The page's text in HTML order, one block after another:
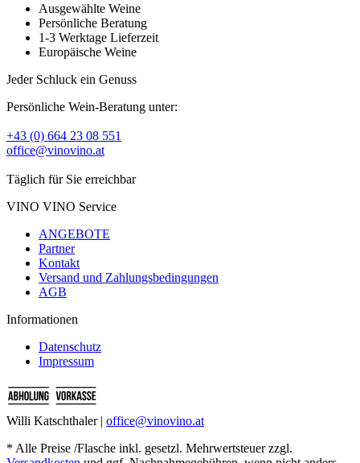
Ausgewählte Weine
Persönliche Beratung
1-3 Werktage Lieferzeit
Europäische Weine
Jeder Schluck ein Genuss
Persönliche Wein-Beratung unter:
+43 (0) 664 23 08 551
office@vinovino.at
Täglich für Sie erreichbar
VINO VINO Service
ANGEBOTE
Partner
Kontakt
Versand und Zahlungsbedingungen
AGB
Informationen
Datenschutz
Impressum
Willi Katschthaler | office@vinovino.at
* Alle Preise /Flasche inkl. gesetzl. Mehrwertsteuer zzgl.